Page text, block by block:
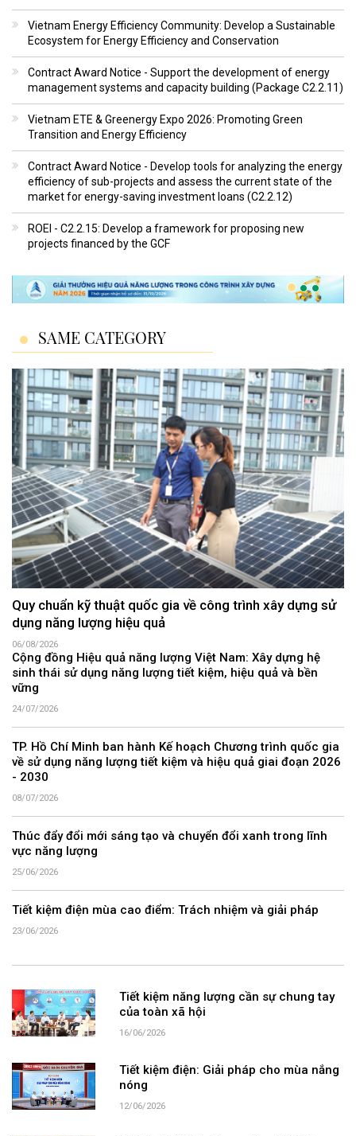
Vietnam Energy Efficiency Community: Develop a Sustainable
Ecosystem for Energy Efficiency and Conservation
Contract Award Notice - Support the development of energy
management systems and capacity building (Package C2.2.11)
Vietnam ETE & Greenergy Expo 2026: Promoting Green
Transition and Energy Efficiency
Contract Award Notice - Develop tools for analyzing the energy
efficiency of sub-projects and assess the current state of the
market for energy-saving investment loans (C2.2.12)
ROEI - C2.2.15: Develop a framework for proposing new
projects financed by the GCF
SAME CATEGORY
Quy chuẩn kỹ thuật quốc gia về công trình xây dựng sử
dụng năng lượng hiệu quả
06/08/2026
Cộng đồng Hiệu quả năng lượng Việt Nam: Xây dựng hệ
sinh thái sử dụng năng lượng tiết kiệm, hiệu quả và bền
vững
24/07/2026
TP. Hồ Chí Minh ban hành Kế hoạch Chương trình quốc gia
về sử dụng năng lượng tiết kiệm và hiệu quả giai đoạn 2026
- 2030
08/07/2026
Thúc đẩy đổi mới sáng tạo và chuyển đổi xanh trong lĩnh
vực năng lượng
25/06/2026
Tiết kiệm điện mùa cao điểm: Trách nhiệm và giải pháp
23/06/2026
Tiết kiệm năng lượng cần sự chung tay
của toàn xã hội
16/06/2026
Tiết kiệm điện: Giải pháp cho mùa nắng
nóng
12/06/2026